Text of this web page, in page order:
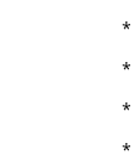
*
*
*
*